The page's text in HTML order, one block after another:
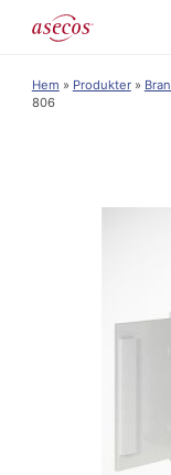
Hem » Produkter»
806